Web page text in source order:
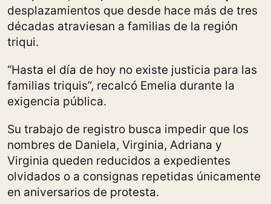
desplazamientos que desde hace más de tres
décadas atraviesan a familias de la región
triqui.
“Hasta el día de hoy no existe justicia para las
familias triquis”, recalcó Emelia durante la
exigencia pública.
Su trabajo de registro busca impedir que los
nombres de Daniela, Virginia, Adriana y
Virginia queden reducidos a expedientes
olvidados o a consignas repetidas únicamente
en aniversarios de protesta.